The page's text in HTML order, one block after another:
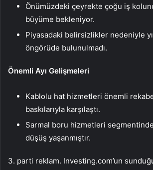
Önümüzdeki çeyrekte çoğu iş
büyüme bekleniyor.
Piyasadaki belirsizlikler nedeniyle
öngörüde bulunulmadı.
Önemli Ayı Gelişmeleri
Kablolu hat hizmetleri önemli
baskılarıyla karşılaştı.
Sarmal boru hizmetleri
düşüş yaşanmıştır.
3. parti reklam. Investing.com’un